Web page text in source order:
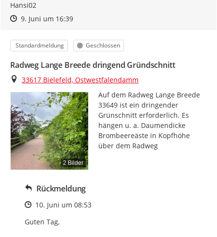
Hansi02
Zeitpunkt des Erstellens
Zeitpunkt des Erstellens
9. Juni um 16:39Zur Äußerung
Kategorie
Standardmeldung Status
Geschlossen
Radweg Lange Breede dringend Gründschnitt
Ort
33617 Bielefeld, Ostwestfalendamm
2 Bilder
Auf dem Radweg Lange Breede
33649 ist ein dringender
Grünschnitt erforderlich. Es
hängen u. a. Daumendicke
Brombeereäste in Kopfhöhe
über dem Radweg
Rückmeldung
Zeitpunkt des Erstellens
10. Juni um 08:53
Guten Tag,